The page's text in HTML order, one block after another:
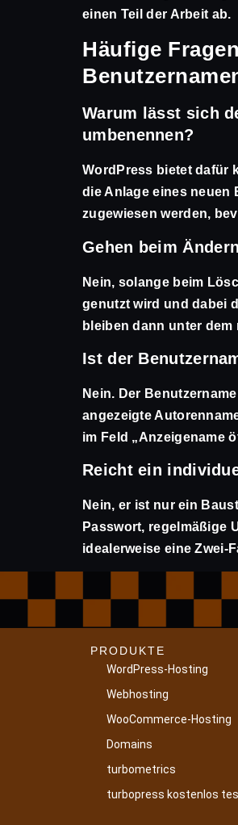
einen Teil der Arbeit ab.
Häufige
Warum lässt sich
umbenennen?
WordPress bietet dafür
die Anlage eines neuen
zugewiesen werden,
Gehen beim
Nein, solange beim
genutzt wird und dabei
bleiben dann unter
Ist der
Nein. Der
angezeigte
im Feld „Anzeigename
Reicht ein
Nein, er ist nur ein
Passwort, regelmäßige
idealerweise eine Zwei-
PRODUKTE
WordPress-Hosting
Webhosting
WooCommerce-Hosting
Domains
turbometrics
turbopress kostenlos